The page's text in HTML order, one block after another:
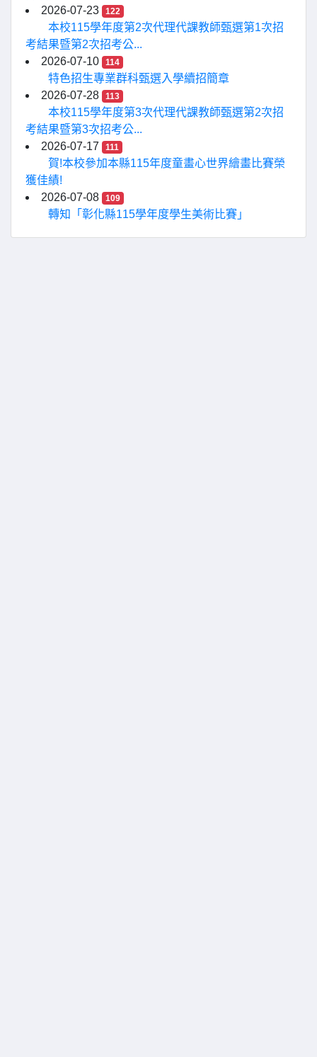
2026-07-23
122
本校115學年度第2次代理代課教師甄選第1次招
考結果暨第2次招考公...
2026-07-10
114
特色招生專業群科甄選入學續招簡章
2026-07-28
113
本校115學年度第3次代理代課教師甄選第2次招
考結果暨第3次招考公...
2026-07-17
111
賀!本校參加本縣115年度童畫心世界繪畫比賽榮
獲佳績!
2026-07-08
109
轉知「彰化縣115學年度學生美術比賽」